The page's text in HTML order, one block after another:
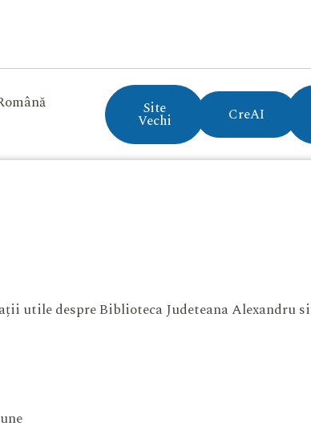
Site
Vechi CreAI
utile despre Biblioteca Judeteana Alexandru